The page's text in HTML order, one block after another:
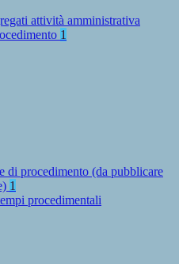
attività amministrativa
1
di procedimento (da pubblicare
1
procedimentali